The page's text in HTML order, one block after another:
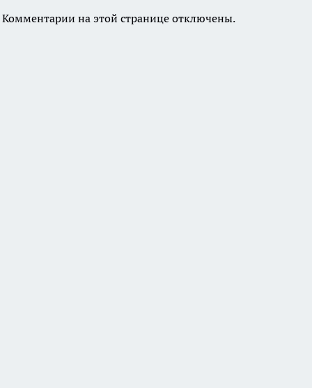
Комментарии на этой странице отключены.